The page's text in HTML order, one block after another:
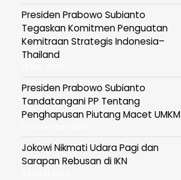
Presiden Prabowo Subianto
Tegaskan Komitmen Penguatan
Kemitraan Strategis Indonesia–
Thailand
Presiden Prabowo Subianto
Tandatangani PP Tentang
Penghapusan Piutang Macet UMKM
Jokowi Nikmati Udara Pagi dan
Sarapan Rebusan di IKN